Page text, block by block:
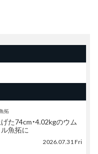
拓
た74cm・4.02kgのウム
魚拓に
2026.07.31 Fri